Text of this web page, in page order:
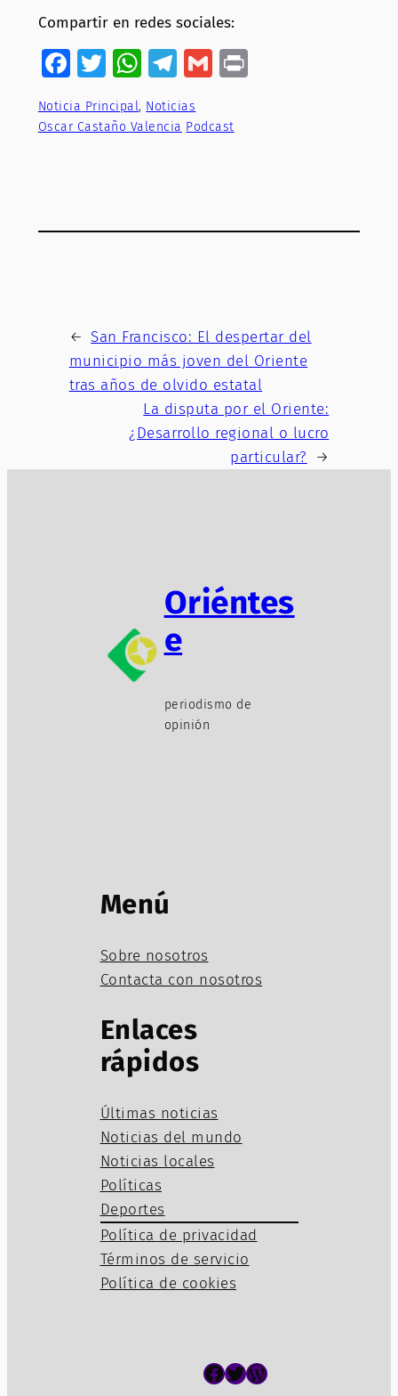
Compartir en redes sociales:
Facebook
Twitter
WhatsApp
Telegram
GmailPrint
Noticia Principal, Noticias
Oscar Castaño Valencia Podcast
← San Francisco: El despertar del
municipio más joven del Oriente
tras años de olvido estatal
La disputa por el Oriente:
¿Desarrollo regional o lucro
particular?
→
Oriéntes
e
periodismo de
opinión
Menú
Sobre nosotros
Contacta con nosotros
Enlaces
rápidos
Últimas noticias
Noticias del mundo
Noticias locales
Políticas
Deportes
Política de privacidad
Términos de servicio
Política de cookies
Facebook Twitter WordPress